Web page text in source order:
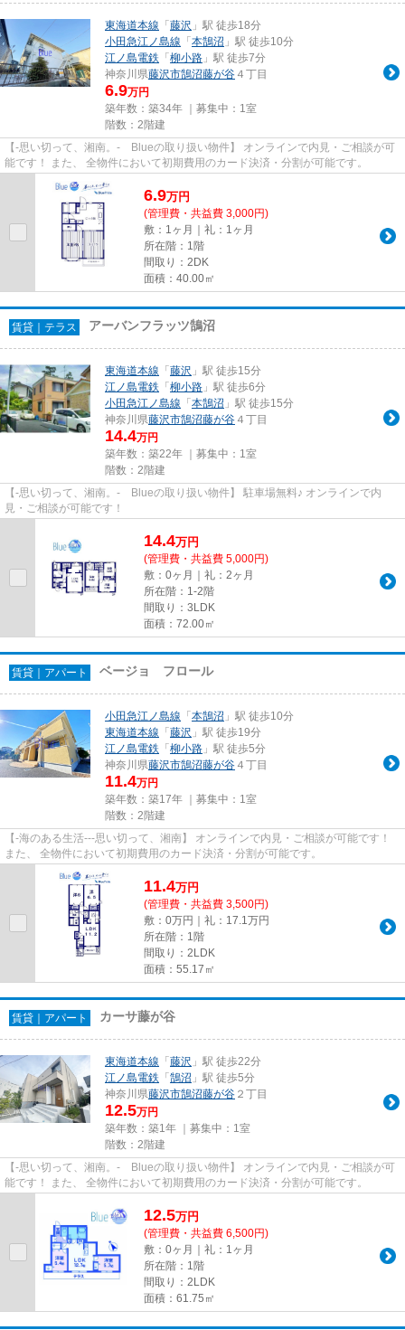
東海道本線 「 藤沢 」駅 徒歩18分
小田急江ノ島線 「 本鵠沼 」駅 徒歩10分
江ノ島電鉄 「 柳小路 」駅 徒歩7分
神奈川県藤沢市鵠沼藤が谷 ４丁目
6.9万円
築年数：築34年 ｜募集中： 1室
階数：2階建
【-思い切って、湘南。- Blueの取り扱い物件】 オンラインで内見・ご相談が可
能です！ また、 全物件において初期費用のカード決済・分割が可能です。
6.9万円
(管理費・共益費 3,000円)
敷：1ヶ月｜礼：1ヶ月
所在階：1階
間取り：2DK
面積：40.00㎡
賃貸｜テラス アーバンフラッツ鵠沼
東海道本線 「 藤沢 」駅 徒歩15分
江ノ島電鉄 「 柳小路 」駅 徒歩6分
小田急江ノ島線 「 本鵠沼 」駅 徒歩15分
神奈川県藤沢市鵠沼藤が谷 ４丁目
14.4万円
築年数：築22年 ｜募集中： 1室
階数：2階建
【-思い切って、湘南。- Blueの取り扱い物件】 駐車場無料♪ オンラインで内
見・ご相談が可能です！
14.4万円
(管理費・共益費 5,000円)
敷：0ヶ月｜礼：2ヶ月
所在階：1-2階
間取り：3LDK
面積：72.00㎡
賃貸｜アパート ベージョ フロール
小田急江ノ島線 「 本鵠沼 」駅 徒歩10分
東海道本線 「 藤沢 」駅 徒歩19分
江ノ島電鉄 「 柳小路 」駅 徒歩5分
神奈川県藤沢市鵠沼藤が谷 ４丁目
11.4万円
築年数：築17年 ｜募集中： 1室
階数：2階建
【-海のある生活---思い切って、湘南】 オンラインで内見・ご相談が可能です！
また、 全物件において初期費用のカード決済・分割が可能です。
11.4万円
(管理費・共益費 3,500円)
敷：0万円｜礼：17.1万円
所在階：1階
間取り：2LDK
面積：55.17㎡
賃貸｜アパート カーサ藤が谷
東海道本線 「 藤沢 」駅 徒歩22分
江ノ島電鉄 「 鵠沼 」駅 徒歩5分
神奈川県藤沢市鵠沼藤が谷 ２丁目
12.5万円
築年数：築1年 ｜募集中： 1室
階数：2階建
【-思い切って、湘南。- Blueの取り扱い物件】 オンラインで内見・ご相談が可
能です！ また、 全物件において初期費用のカード決済・分割が可能です。
12.5万円
(管理費・共益費 6,500円)
敷：0ヶ月｜礼：1ヶ月
所在階：1階
間取り：2LDK
面積：61.75㎡